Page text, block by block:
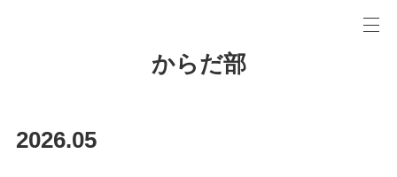
からだ部
2026.05